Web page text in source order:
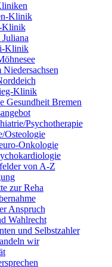
Klinik
Klinik
Klinik
Klinik
Gesundheit Bremen
Psychotherapie
Osteologie
Onkologie
von A-Z
zur Reha
Anspruch
Wahlrecht
und Selbstzahler
wir